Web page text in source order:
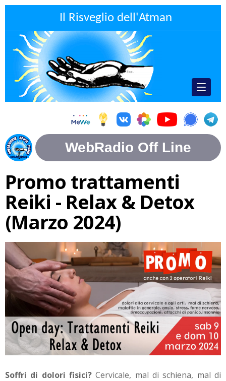
Il Risveglio dell'Atman
Promo trattamenti
Reiki - Relax & Detox
(Marzo 2024)
Soffri di dolori fisici? Cervicale, mal di schiena, mal di